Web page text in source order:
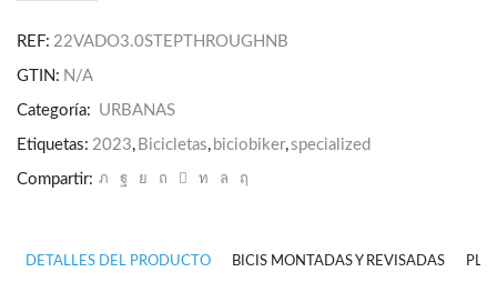
Step-
Through
REF: 22VADO3.0STEPTHROUGHNB
GTIN: N/A
Categoría: URBANAS
Etiquetas: 2023, Bicicletas, biciobiker,specialized
Compartir:
DETALLES DEL PRODUCTO BICIS MONTADAS Y REVISADAS